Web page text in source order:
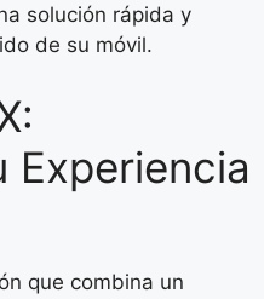
solución rápida y
de su móvil.
Experiencia
que combina un